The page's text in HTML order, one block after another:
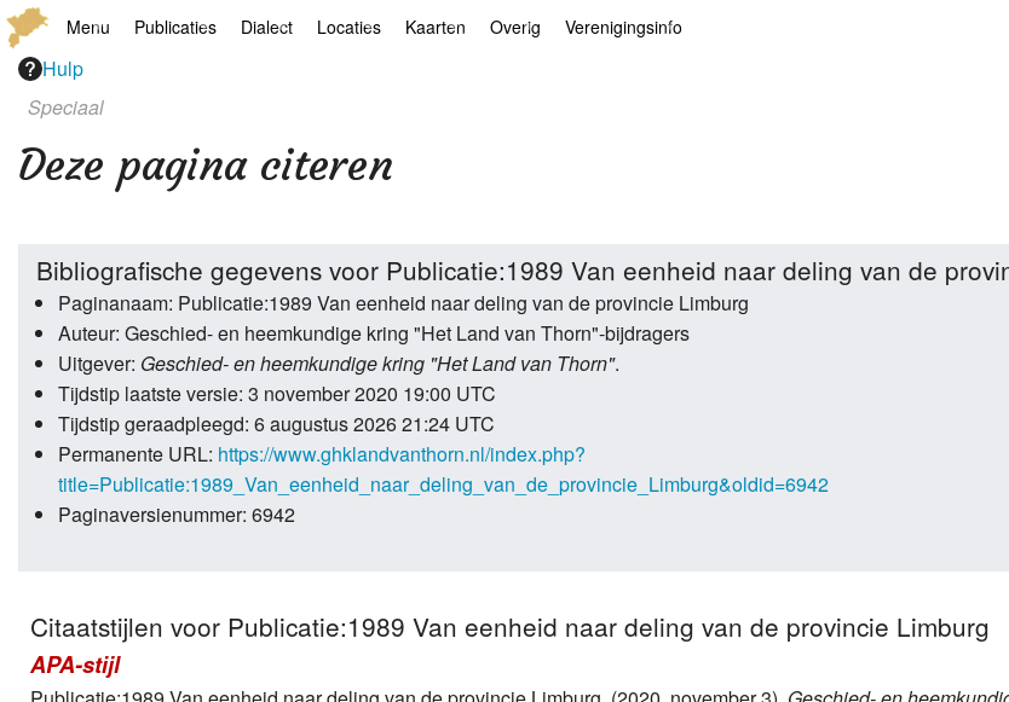
Menu
Nieuws archief
Publicaties
Overige
Dialect
Oetdrökkinge en Gezèkdjes in het Thoears
Locaties Kaarten Overig Verenigingsinfo
Hulp
Speciaal
Deze pagina citeren
Bibliografische gegevens voor Publicatie:1989 Van eenheid naar deling van de
Paginanaam: Publicatie:1989 Van eenheid naar deling van de provincie Limburg
Auteur: Geschied- en heemkundige kring "Het Land van Thorn"-bijdragers
Uitgever: Geschied- en heemkundige kring "Het Land van Thorn".
Tijdstip laatste versie: 3 november 2020 19:00 UTC
Tijdstip geraadpleegd: 6 augustus 2026 21:24 UTC
Permanente URL: https://www.ghklandvanthorn.nl/index.php?
title=Publicatie:1989_Van_eenheid_naar_deling_van_de_provincie_Limburg&oldid=6942
Paginaversienummer: 6942
Citaatstijlen voor Publicatie:1989 Van eenheid naar deling van de provincie Limburg
APA-stijl